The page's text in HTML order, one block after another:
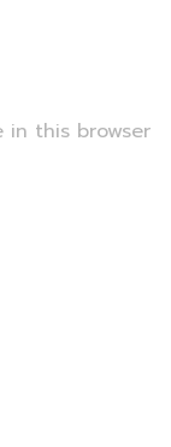
in this browser